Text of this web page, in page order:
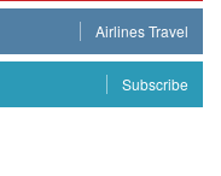
Airlines Travel
Subscribe